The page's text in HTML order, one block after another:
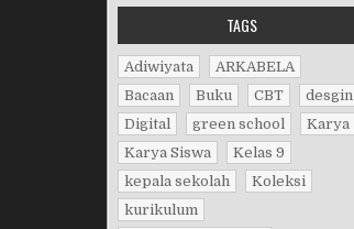
TAGS
Adiwiyata
ARKABELA
Bacaan
Buku CBT
desgin
Digital
green school
Karya
Karya Siswa
Kelas 9
kepala sekolah
Koleksi
kurikulum